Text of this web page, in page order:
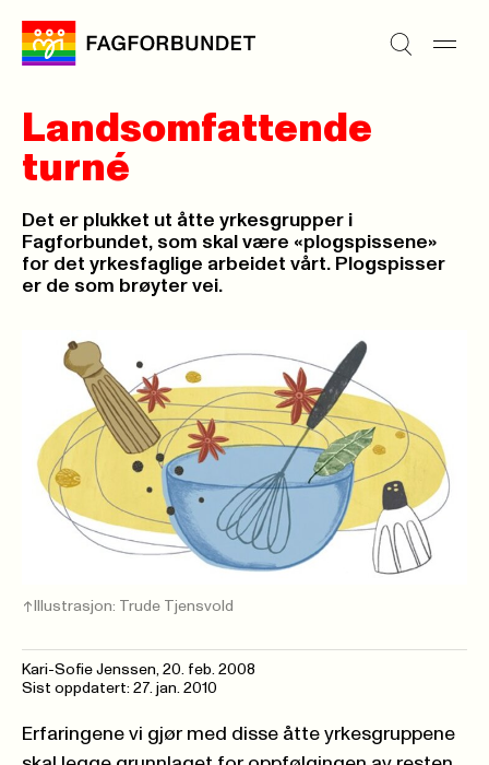
Landsomfattende
turné
Det er plukket ut åtte yrkesgrupper i
Fagforbundet, som skal være «plogspissene»
for det yrkesfaglige arbeidet vårt. Plogspisser
er de som brøyter vei.
Illustrasjon: Trude Tjensvold
Kari-Sofie Jenssen, 20. feb. 2008
Sist oppdatert: 27. jan. 2010
Erfaringene vi gjør med disse åtte yrkesgruppene